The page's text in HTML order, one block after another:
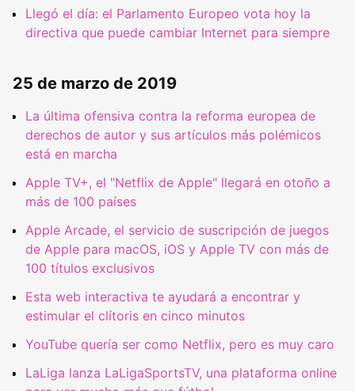
Llegó el día: el Parlamento Europeo vota hoy la
directiva que puede cambiar Internet para siempre
25 de marzo de 2019
La última ofensiva contra la reforma europea de
derechos de autor y sus artículos más polémicos
está en marcha
Apple TV+, el "Netflix de Apple" llegará en otoño a
más de 100 países
Apple Arcade, el servicio de suscripción de juegos
de Apple para macOS, iOS y Apple TV con más de
100 títulos exclusivos
Esta web interactiva te ayudará a encontrar y
estimular el clítoris en cinco minutos
YouTube quería ser como Netflix, pero es muy caro
LaLiga lanza LaLigaSportsTV, una plataforma online